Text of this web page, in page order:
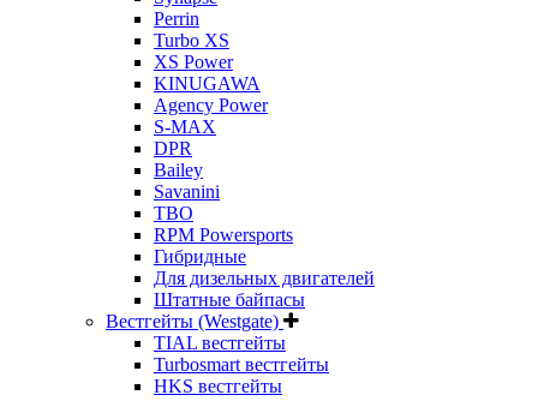
Perrin
Turbo XS
XS Power
KINUGAWA
Agency Power
S-MAX
DPR
Bailey
Savanini
TBO
RPM Powersports
Гибридные
Для дизельных двигателей
Штатные байпасы
Вестгейты (Westgate)
TIAL вестгейты
Turbosmart вестгейты
HKS вестгейты